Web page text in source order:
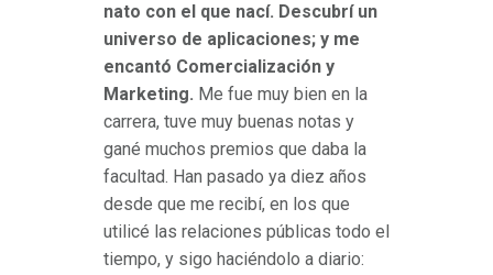
nato con el que nací. Descubrí un
universo de aplicaciones; y me
encantó Comercialización y
Marketing. Me fue muy bien en la
carrera, tuve muy buenas notas y
gané muchos premios que daba la
facultad. Han pasado ya diez años
desde que me recibí, en los que
utilicé las relaciones públicas todo el
tiempo, y sigo haciéndolo a diario: